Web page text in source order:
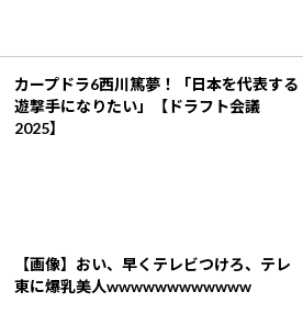
カープドラ6西川篤夢！「日本を代表する
遊撃手になりたい」【ドラフト会議
2025】
【画像】おい、早くテレビつけろ、テレ
東に爆乳美人wwwwwwwwwwww